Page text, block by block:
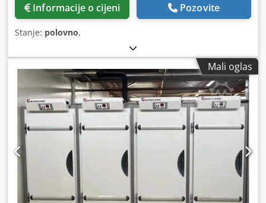
Informacije o cijeni Pozovite
Stanje: polovno,
Mali oglas